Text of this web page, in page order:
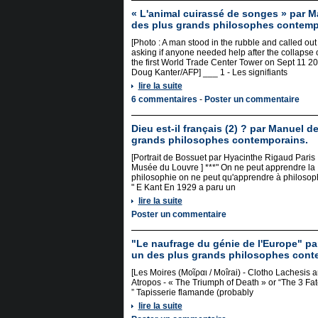
« L'animal cuirassé de songes » par
des plus grands philosophes
[Photo : A man stood in the rubble and called out
asking if anyone needed help after the collapse
the first World Trade Center Tower on Sept 11
Doug Kanter/AFP] ___ 1 - Les signifiants
lire la suite
6 commentaires - Poster un commentaire
Dieu est-il français (2) ? par Manuel
grands philosophes contemporains.
[Portrait de Bossuet par Hyacinthe Rigaud Paris
Musée du Louvre ] ***" On ne peut apprendre la
philosophie on ne peut qu'apprendre à
" E Kant En 1929 a paru un
lire la suite
Poster un commentaire
"Le naufrage du génie de l'Europe"
un des plus grands philosophes
[Les Moires (Μοῖραι / Moîrai) - Clotho Lachesis
Atropos - « The Triumph of Death » or “The 3
” Tapisserie flamande (probably
lire la suite